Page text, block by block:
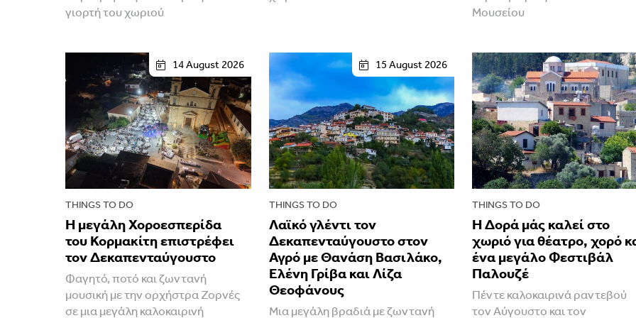
γιορτή του χωριού
Μουσείου
14 August 2026
THINGS TO DO
Η μεγάλη Χοροεσπερίδα
του Κορμακίτη επιστρέφει
τον Δεκαπενταύγουστο
Φαγητό, ποτό και ζωντανή
μουσική με την ορχήστρα Ζορνές
σε μια μεγάλη καλοκαιρινή
15 August 2026
THINGS TO DO
Λαϊκό γλέντι τον
Δεκαπενταύγουστο στον
Αγρό με Θανάση Βασιλάκο,
Ελένη Γρίβα και Λίζα
Θεοφάνους
Μια μεγάλη βραδιά με ζωντανή
THINGS TO DO
Η Δορά μάς καλεί στο
χωριό για θέατρο, χορό
ένα μεγάλο Φεστιβάλ
Παλουζέ
Πέντε καλοκαιρινά ραντεβού
τον Αύγουστο και τον